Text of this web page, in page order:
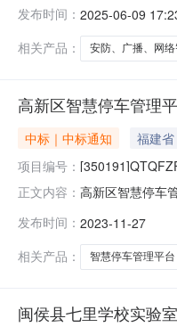
物品牌货物型号
发布时间： 2025-06-09
相关产品：
安防、广播、网
高新区智慧停车管理
中标｜中标通知 福建
项目编号：
正文内容： 高新区智慧停车
金额：
发布时间： 2023-11-27
相关产品：
智慧停车管理平台
闽侯县七里学校实验